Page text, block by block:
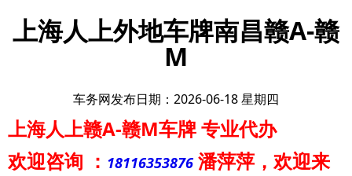
上海人上外地车牌南昌赣A-赣
M
车务网发布日期：2026-06-18 星期四
上海人上赣A-赣M车牌专业代办
欢迎咨询 ： 18116353876 潘萍萍 ，欢迎来